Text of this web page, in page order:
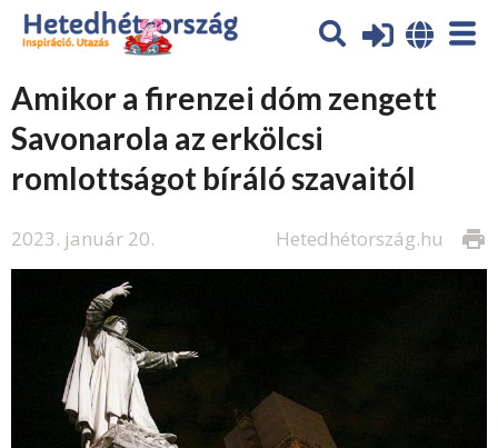
Amikor a firenzei dóm zengett
Savonarola az erkölcsi
romlottságot bíráló szavaitól
2023. január 20. print
Hetedhétország.hu